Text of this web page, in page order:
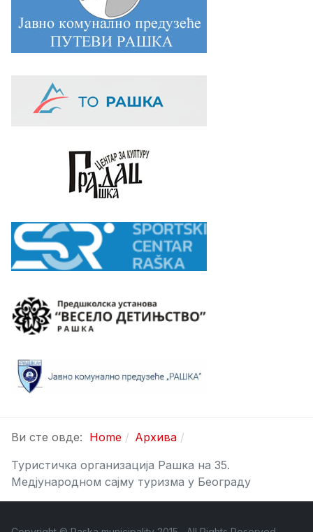
Ви сте овде: Home
Архива
Туристичка организација Рашка на 35.
Медјународном сајму туризма у Београду